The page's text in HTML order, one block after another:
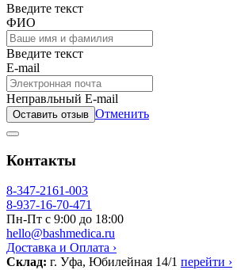
Введите текст
ФИО
Введите текст
E-mail
Неправльный E-mail
Оставить отзыв Отменить
Контакты
8-347-2161-003
8-937-16-70-471
Пн-Пт с 9:00 до 18:00
hello@bashmedica.ru
Доставка и Оплата ›
Склад: г. Уфа, Юбилейная 14/1 перейти ›